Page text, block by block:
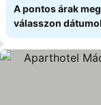
A pontos árak
válasszon